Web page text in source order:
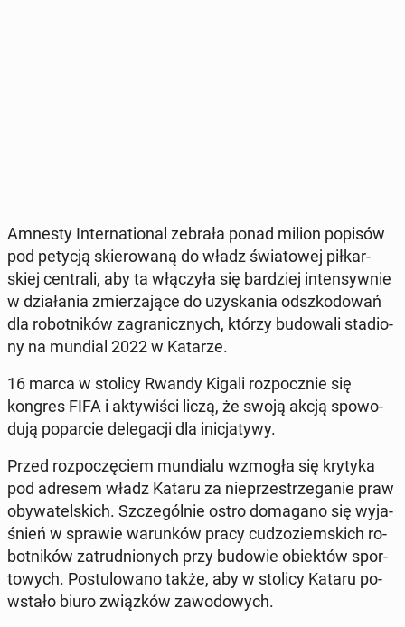
Amnesty In­ter­na­tio­nal zebrała ponad milion popisów
pod petycją skie­ro­wa­ną do władz świa­to­wej pił­kar­
skiej cen­tra­li, aby ta włą­czy­ła się bar­dziej in­ten­syw­nie
w dzia­ła­nia zmie­rza­ją­ce do uzy­ska­nia od­szko­do­wań
dla ro­bot­ni­ków za­gra­nicz­nych, którzy bu­do­wa­li sta­dio­
ny na mundial 2022 w Katarze.
16 marca w stolicy Rwandy Kigali roz­pocz­nie się
kongres FIFA i ak­ty­wi­ści liczą, że swoją akcją spo­wo­
du­ją po­par­cie de­le­ga­cji dla ini­cja­ty­wy.
Przed roz­po­czę­ciem mun­dia­lu wzmogła się krytyka
pod adresem władz Kataru za nie­prze­strze­ga­nie praw
oby­wa­tel­skich. Szcze­gól­nie ostro do­ma­ga­no się wy­ja­
śnień w sprawie wa­run­ków pracy cu­dzo­ziem­skich ro­
bot­ni­ków za­trud­nio­nych przy budowie obiek­tów spor­
to­wych. Po­stu­lo­wa­no także, aby w stolicy Kataru po­
wsta­ło biuro związ­ków za­wo­do­wych.